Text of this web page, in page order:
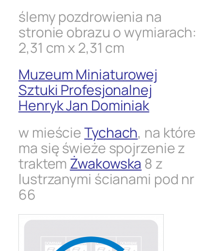
ślemy pozdrowienia na
stronie obrazu o wymiarach:
2,31 cm x 2,31 cm
Muzeum Miniaturowej
Sztuki Profesjonalnej
Henryk Jan Dominiak
w mieścieTychach, na które
ma się świeże spojrzenie z
traktem Żwakowska 8 z
lustrzanymi ścianami pod nr
66